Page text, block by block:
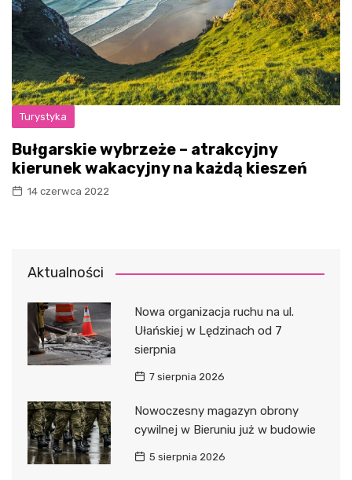
Turystyka
Bułgarskie wybrzeże – atrakcyjny
kierunek wakacyjny na każdą kieszeń
14 czerwca 2022
Aktualności
Nowa organizacja ruchu na ul.
Ułańskiej w Lędzinach od 7
sierpnia
7 sierpnia 2026
Nowoczesny magazyn obrony
cywilnej w Bieruniu już w budowie
5 sierpnia 2026